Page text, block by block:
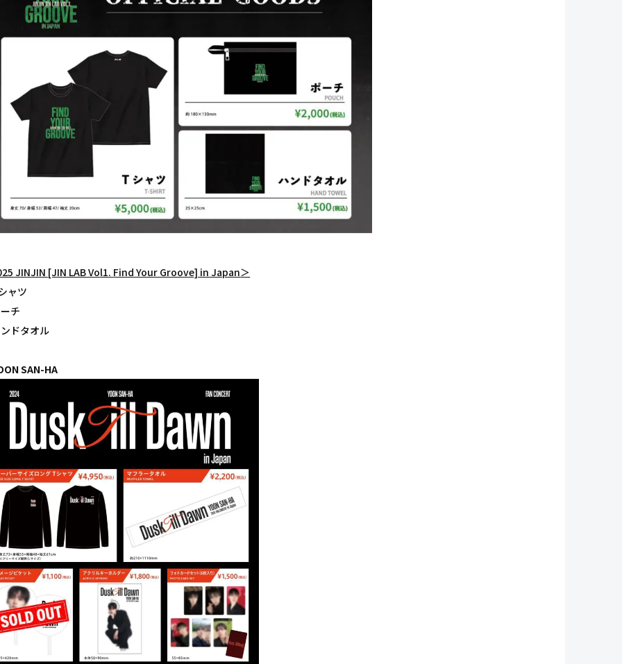
JINJIN [JIN LAB Vol1. Find Your Groove] in Japan＞
ャツ
チ
ドタオル
SAN-HA